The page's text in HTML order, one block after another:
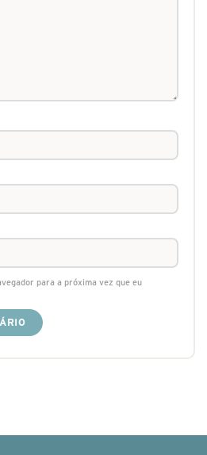
para a próxima vez que eu